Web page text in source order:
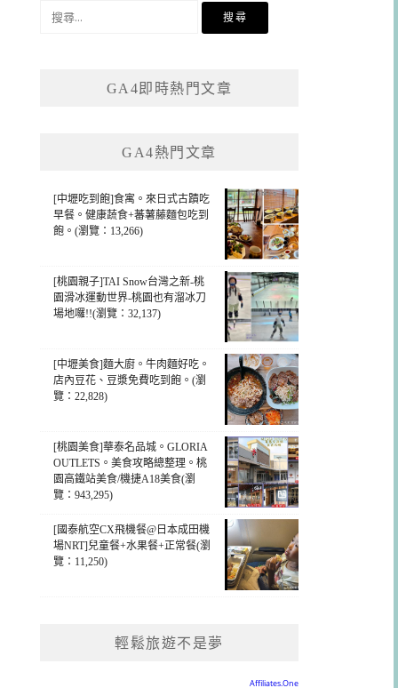
GA4即時熱門文章
GA4熱門文章
[中壢吃到飽]食寓。來日式古蹟吃
早餐。健康蔬食+蕃薯藤麵包吃到
飽。(瀏覽：13,266)
[桃園親子]TAI Snow台灣之新-桃
園滑冰運動世界-桃園也有溜冰刀
場地囉!!(瀏覽：32,137)
[中壢美食]麵大廚。牛肉麵好吃。
店內豆花、豆漿免費吃到飽。(瀏
覽：22,828)
[桃園美食]華泰名品城。GLORIA
OUTLETS。美食攻略總整理。桃
園高鐵站美食/機捷A18美食(瀏
覽：943,295)
[國泰航空CX飛機餐@日本成田機
場NRT]兒童餐+水果餐+正常餐(瀏
覽：11,250)
輕鬆旅遊不是夢